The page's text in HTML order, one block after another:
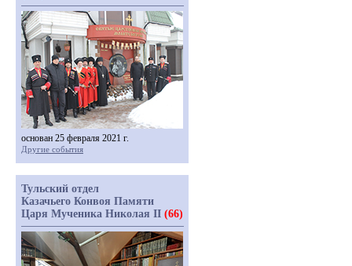
основан 25 февраля 2021 г.
Другие события
Тульский отдел
Казачьего Конвоя Памяти
Царя Мученика Николая II (66)